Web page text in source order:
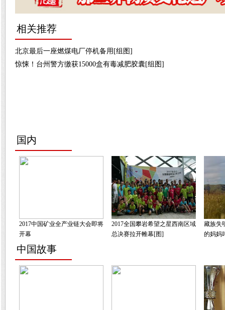
相关推荐
北京最后一座燃煤电厂停机备用[组图]
惊悚！台州警方缴获15000盒有毒减肥胶囊[组图]